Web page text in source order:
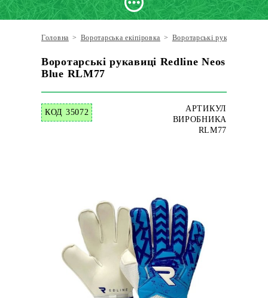
Головна > Воротарська екіпіровка > Воротарські рукавиці
Воротарські рукавиці Redline Neos
Blue RLM77
КОД 35072
АРТИКУЛ
ВИРОБНИКА
RLM77